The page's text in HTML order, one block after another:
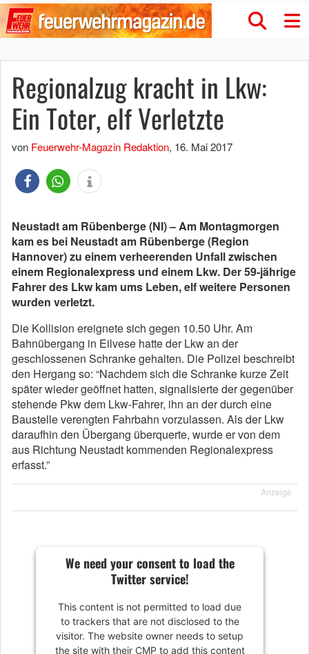
Regionalzug kracht in Lkw:
Ein Toter, elf Verletzte
von Feuerwehr-Magazin Redaktion, 16. Mai 2017
Neustadt am Rübenberge (NI) – Am Montagmorgen
kam es bei Neustadt am Rübenberge (Region
Hannover) zu einem verheerenden Unfall zwischen
einem Regionalexpress und einem Lkw. Der 59-jährige
Fahrer des Lkw kam ums Leben, elf weitere Personen
wurden verletzt.
Die Kollision ereignete sich gegen 10.50 Uhr. Am
Bahnübergang in Eilvese hatte der Lkw an der
geschlossenen Schranke gehalten. Die Polizei beschreibt
den Hergang so: “Nachdem sich die Schranke kurze Zeit
später wieder geöffnet hatten, signalisierte der gegenüber
stehende Pkw dem Lkw-Fahrer, ihn an der durch eine
Baustelle verengten Fahrbahn vorzulassen. Als der Lkw
daraufhin den Übergang überquerte, wurde er von dem
aus Richtung Neustadt kommenden Regionalexpress
erfasst.”
Anzeige
We need your consent to load the
Twitter service!
This content is not permitted to load due
to trackers that are not disclosed to the
visitor. The website owner needs to setup
the site with their CMP to add this content